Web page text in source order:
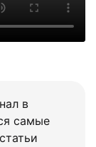
в
самые